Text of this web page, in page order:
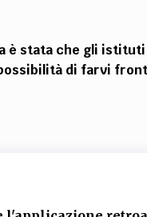
è stata che gli
di farvi